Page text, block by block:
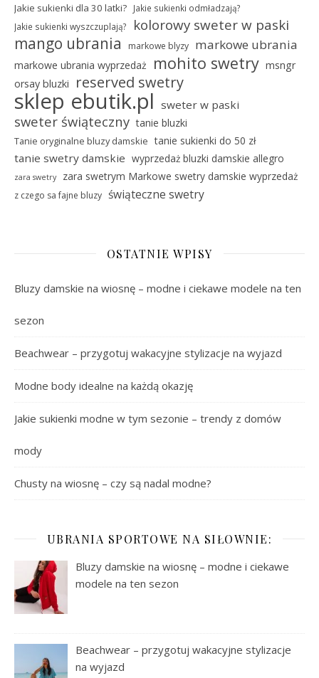
Jakie sukienki dla 30 latki?
Jakie sukienki odmładzają?
Jakie sukienki wyszczuplają?
kolorowy sweter w paski
mango ubrania markowe blyzy markowe ubrania
markowe ubrania wyprzedaż mohito swetry msngr
orsay bluzki
reserved swetry
sklep ebutik.pl sweter w paski
sweter świąteczny tanie bluzki
Tanie oryginalne bluzy damskie tanie sukienki do 50 zł
tanie swetry damskie wyprzedaż bluzki damskie allegro
zara swetry zara swetrym Markowe swetry damskie wyprzedaż
z czego sa fajne bluzy świąteczne swetry
OSTATNIE WPISY
Bluzy damskie na wiosnę – modne i ciekawe modele na ten
sezon
Beachwear – przygotuj wakacyjne stylizacje na wyjazd
Modne body idealne na każdą okazję
Jakie sukienki modne w tym sezonie – trendy z domów
mody
Chusty na wiosnę – czy są nadal modne?
UBRANIA SPORTOWE NA SIŁOWNIE:
Bluzy damskie na wiosnę – modne i ciekawe
modele na ten sezon
Beachwear – przygotuj wakacyjne stylizacje
na wyjazd